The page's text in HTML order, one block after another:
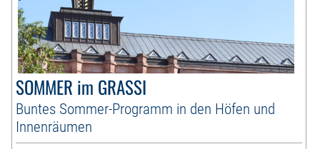
SOMMER im GRASSI
Buntes Sommer-Programm in den Höfen und
Innenräumen